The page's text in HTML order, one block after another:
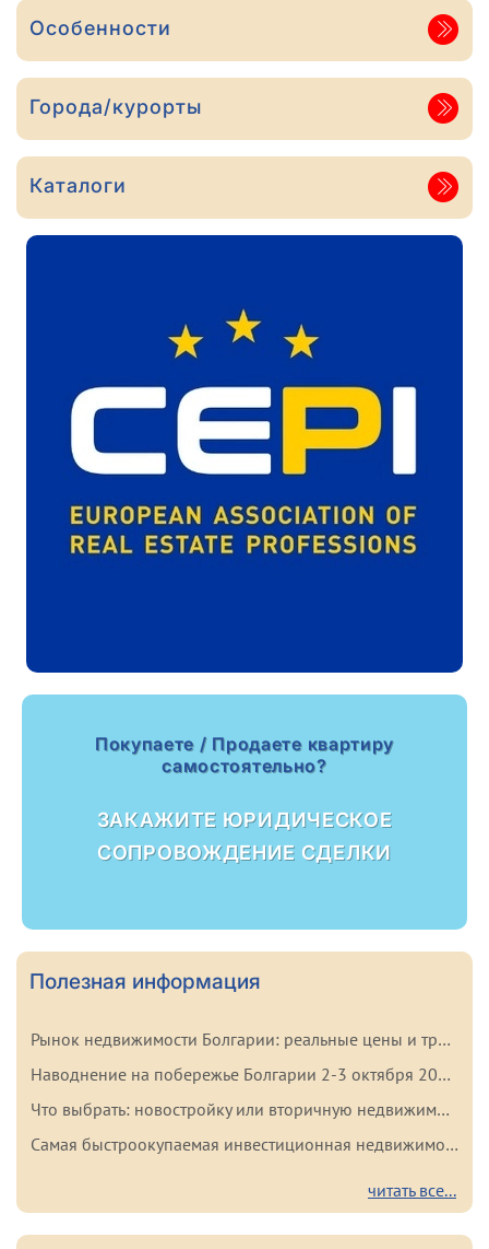
Особенности
Города/курорты
Каталоги
Покупаете / Продаете квартиру
самостоятельно?
ЗАКАЖИТЕ ЮРИДИЧЕСКОЕ
СОПРОВОЖДЕНИЕ СДЕЛКИ
Полезная информация
Рынок недвижимости Болгарии: реальные цены и тренды начала 2026 года
Наводнение на побережье Болгарии 2-3 октября 2025: важные факты для покупателей
Что выбрать: новостройку или вторичную недвижимость в Болгарии? Плюсы и минусы каждого варианта
Самая быстроокупаемая инвестиционная недвижимость в Болгарии
читать все...